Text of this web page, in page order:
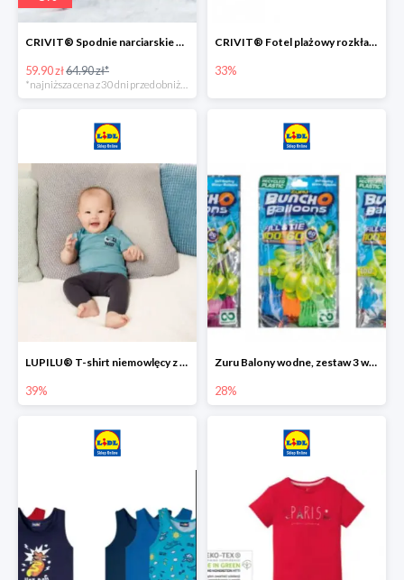
CRIVIT® Spodnie narciarskie dziewczęce
59.90 zł64.90 zł*
*najniższa cena z 30 dni przed obniżką
CRIVIT® Fotel plażowy rozkładany / Brodzik dziecięcy
33%
LUPILU® T-shirt niemowlęcy z biobawełny -39%
39%
Zuru Balony wodne, zestaw 3 wiązek -28%
28%